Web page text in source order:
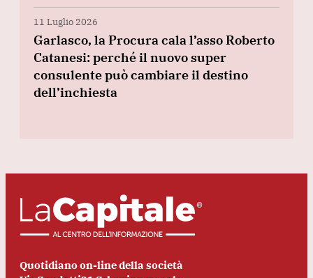
11 Luglio 2026
Garlasco, la Procura cala l’asso Roberto
Catanesi: perché il nuovo super
consulente può cambiare il destino
dell’inchiesta
Quotidiano on-line della società